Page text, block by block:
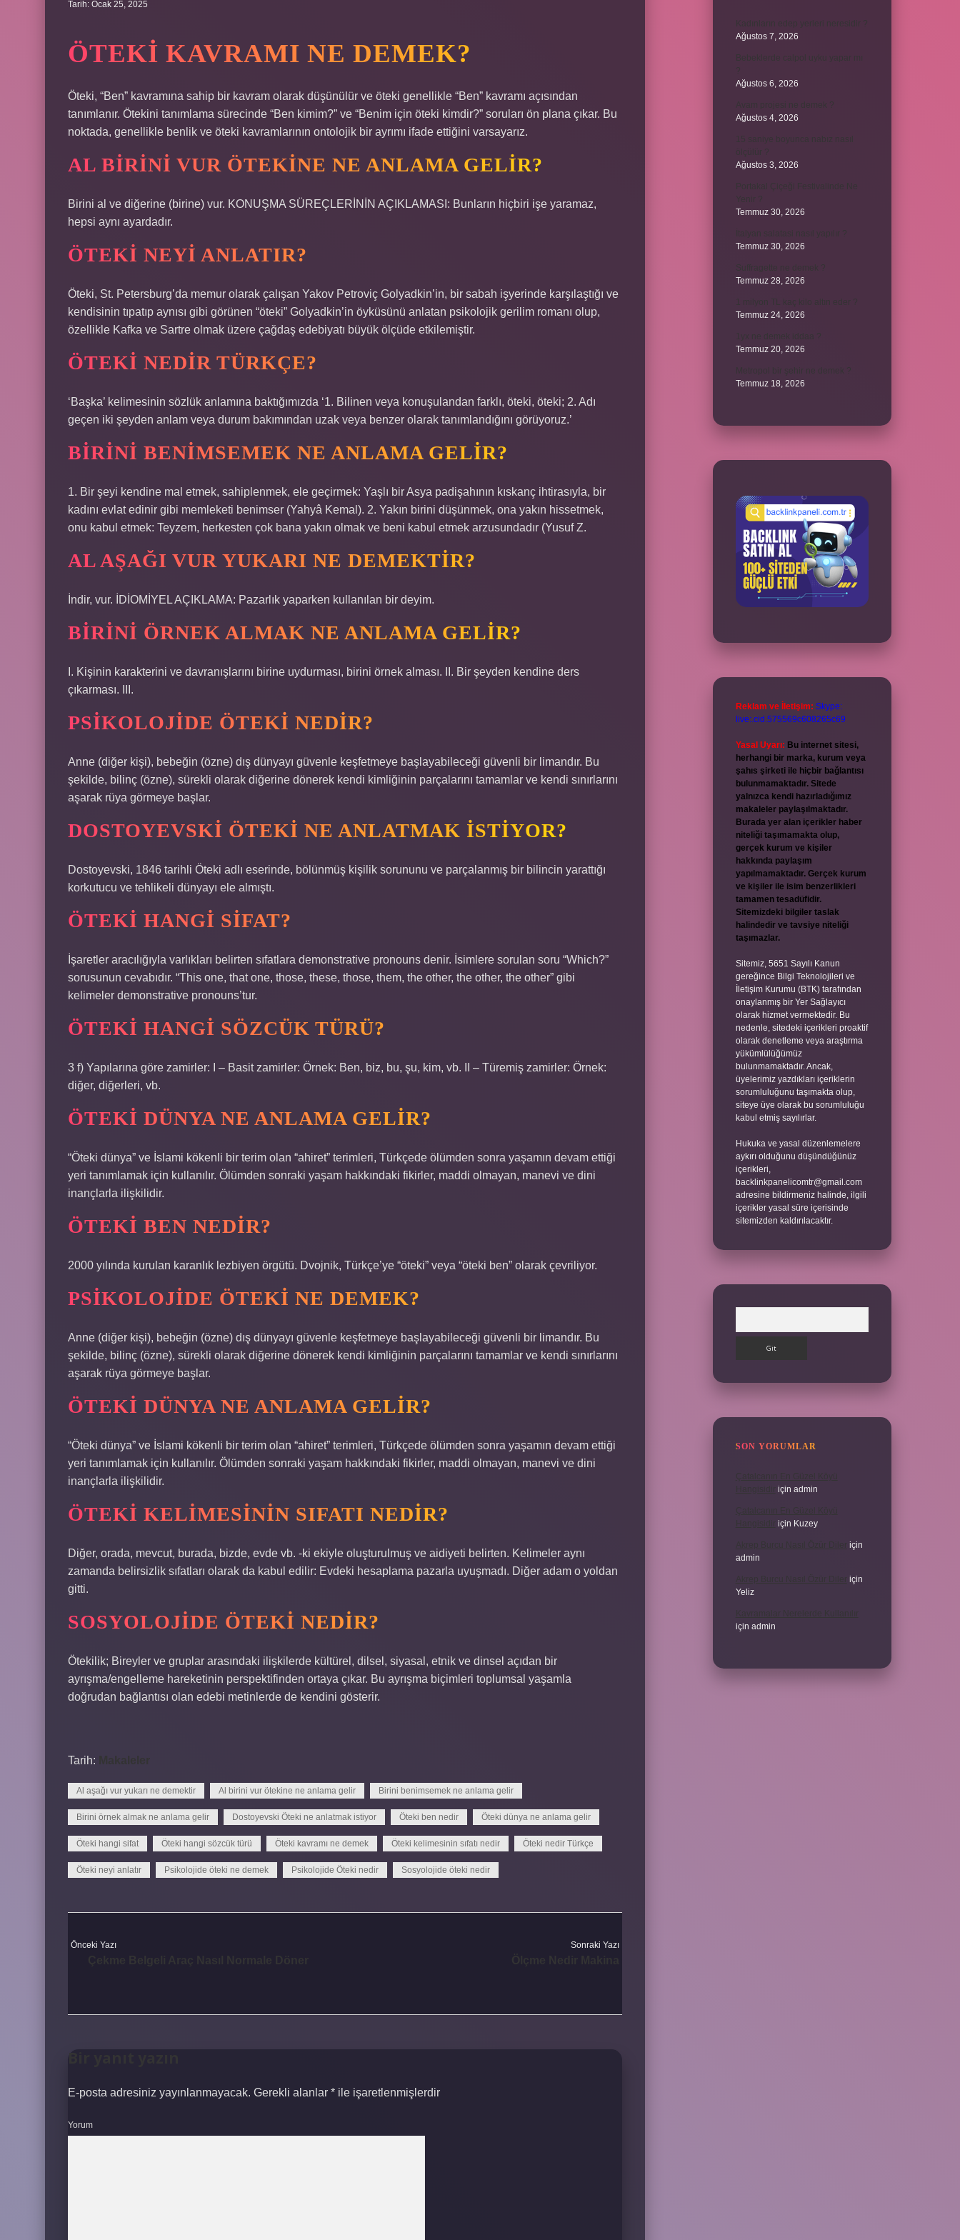
Tarih: Ocak 25, 2025
ÖTEKI KAVRAMI NE DEMEK?
Öteki, “Ben” kavramına sahip bir kavram olarak düşünülür ve öteki genellikle “Ben” kavramı açısından
tanımlanır. Ötekini tanımlama sürecinde “Ben kimim?” ve “Benim için öteki kimdir?” soruları ön plana çıkar. Bu
noktada, genellikle benlik ve öteki kavramlarının ontolojik bir ayrımı ifade ettiğini varsayarız.
AL BIRINI VUR ÖTEKINE NE ANLAMA GELIR?
Birini al ve diğerine (birine) vur. KONUŞMA SÜREÇLERİNİN AÇIKLAMASI: Bunların hiçbiri işe yaramaz,
hepsi aynı ayardadır.
ÖTEKI NEYI ANLATIR?
Öteki, St. Petersburg’da memur olarak çalışan Yakov Petroviç Golyadkin’in, bir sabah işyerinde karşılaştığı ve
kendisinin tıpatıp aynısı gibi görünen “öteki” Golyadkin’in öyküsünü anlatan psikolojik gerilim romanı olup,
özellikle Kafka ve Sartre olmak üzere çağdaş edebiyatı büyük ölçüde etkilemiştir.
ÖTEKI NEDIR TÜRKÇE?
‘Başka’ kelimesinin sözlük anlamına baktığımızda ‘1. Bilinen veya konuşulandan farklı, öteki, öteki; 2. Adı
geçen iki şeyden anlam veya durum bakımından uzak veya benzer olarak tanımlandığını görüyoruz.’
BIRINI BENIMSEMEK NE ANLAMA GELIR?
1. Bir şeyi kendine mal etmek, sahiplenmek, ele geçirmek: Yaşlı bir Asya padişahının kıskanç ihtirasıyla, bir
kadını evlat edinir gibi memleketi benimser (Yahyâ Kemal). 2. Yakın birini düşünmek, ona yakın hissetmek,
onu kabul etmek: Teyzem, herkesten çok bana yakın olmak ve beni kabul etmek arzusundadır (Yusuf Z.
AL AŞAĞI VUR YUKARI NE DEMEKTIR?
İndir, vur. İDİOMİYEL AÇIKLAMA: Pazarlık yaparken kullanılan bir deyim.
BIRINI ÖRNEK ALMAK NE ANLAMA GELIR?
I. Kişinin karakterini ve davranışlarını birine uydurması, birini örnek alması. II. Bir şeyden kendine ders
çıkarması. III.
PSIKOLOJIDE ÖTEKI NEDIR?
Anne (diğer kişi), bebeğin (özne) dış dünyayı güvenle keşfetmeye başlayabileceği güvenli bir limandır. Bu
şekilde, bilinç (özne), sürekli olarak diğerine dönerek kendi kimliğinin parçalarını tamamlar ve kendi sınırlarını
aşarak rüya görmeye başlar.
DOSTOYEVSKI ÖTEKI NE ANLATMAK ISTIYOR?
Dostoyevski, 1846 tarihli Öteki adlı eserinde, bölünmüş kişilik sorununu ve parçalanmış bir bilincin yarattığı
korkutucu ve tehlikeli dünyayı ele almıştı.
ÖTEKI HANGI SIFAT?
İşaretler aracılığıyla varlıkları belirten sıfatlara demonstrative pronouns denir. İsimlere sorulan soru “Which?”
sorusunun cevabıdır. “This one, that one, those, these, those, them, the other, the other, the other” gibi
kelimeler demonstrative pronouns’tur.
ÖTEKI HANGI SÖZCÜK TÜRÜ?
3 f) Yapılarına göre zamirler: I – Basit zamirler: Örnek: Ben, biz, bu, şu, kim, vb. II – Türemiş zamirler: Örnek:
diğer, diğerleri, vb.
ÖTEKI DÜNYA NE ANLAMA GELIR?
“Öteki dünya” ve İslami kökenli bir terim olan “ahiret” terimleri, Türkçede ölümden sonra yaşamın devam ettiği
yeri tanımlamak için kullanılır. Ölümden sonraki yaşam hakkındaki fikirler, maddi olmayan, manevi ve dini
inançlarla ilişkilidir.
ÖTEKI BEN NEDIR?
2000 yılında kurulan karanlık lezbiyen örgütü. Dvojnik, Türkçe’ye “öteki” veya “öteki ben” olarak çevriliyor.
PSIKOLOJIDE ÖTEKI NE DEMEK?
Anne (diğer kişi), bebeğin (özne) dış dünyayı güvenle keşfetmeye başlayabileceği güvenli bir limandır. Bu
şekilde, bilinç (özne), sürekli olarak diğerine dönerek kendi kimliğinin parçalarını tamamlar ve kendi sınırlarını
aşarak rüya görmeye başlar.
ÖTEKI DÜNYA NE ANLAMA GELIR?
“Öteki dünya” ve İslami kökenli bir terim olan “ahiret” terimleri, Türkçede ölümden sonra yaşamın devam ettiği
yeri tanımlamak için kullanılır. Ölümden sonraki yaşam hakkındaki fikirler, maddi olmayan, manevi ve dini
inançlarla ilişkilidir.
ÖTEKI KELIMESININ SIFATI NEDIR?
Diğer, orada, mevcut, burada, bizde, evde vb. -ki ekiyle oluşturulmuş ve aidiyeti belirten. Kelimeler aynı
zamanda belirsizlik sıfatları olarak da kabul edilir: Evdeki hesaplama pazarla uyuşmadı. Diğer adam o yoldan
gitti.
SOSYOLOJIDE ÖTEKI NEDIR?
Ötekilik; Bireyler ve gruplar arasındaki ilişkilerde kültürel, dilsel, siyasal, etnik ve dinsel açıdan bir
ayrışma/engelleme hareketinin perspektifinden ortaya çıkar. Bu ayrışma biçimleri toplumsal yaşamla
doğrudan bağlantısı olan edebi metinlerde de kendini gösterir.
Tarih: Makaleler
Al aşağı vur yukarı ne demektir Al birini vur ötekine ne anlama gelir Birini benimsemek ne anlama gelir
Birini örnek almak ne anlama gelir Dostoyevski Öteki ne anlatmak istiyor Öteki ben nedir Öteki dünya ne anlama gelir
Öteki hangi sifat Öteki hangi sözcük türü Öteki kavramı ne demek Öteki kelimesinin sıfatı nedir Öteki nedir Türkçe
Öteki neyi anlatır Psikolojide öteki ne demek Psikolojide Öteki nedir Sosyolojide öteki nedir
Önceki Yazı Sonraki Yazı
Bir yanıt yazın
E-posta adresiniz yayınlanmayacak. Gerekli alanlar * ile işaretlenmişlerdir
Yorum
Kadınların edep yerleri neresidir ?
Ağustos 7, 2026
Bebeklerde calpol uyku yapar mı
Ağustos 6, 2026
Ağustos 4, 2026
15 saniye boyunca nabız nasıl
Ağustos 3, 2026
Temmuz 30, 2026
Temmuz 30, 2026
Temmuz 28, 2026
Temmuz 24, 2026
Temmuz 20, 2026
Temmuz 18, 2026
Reklam ve İletişim: Skype:
live:.cid.575569c608265c69
Yasal Uyarı: Bu internet sitesi,
herhangi bir marka, kurum veya
şahıs şirketi ile hiçbir bağlantısı
bulunmamaktadır. Sitede
yalnızca kendi hazırladığımız
makaleler paylaşılmaktadır.
Burada yer alan içerikler haber
niteliği taşımamakta olup,
gerçek kurum ve kişiler
hakkında paylaşım
yapılmamaktadır. Gerçek kurum
ve kişiler ile isim benzerlikleri
tamamen tesadüfidir.
Sitemizdeki bilgiler taslak
halindedir ve tavsiye niteliği
taşımazlar.
Sitemiz, 5651 Sayılı Kanun
gereğince Bilgi Teknolojileri ve
İletişim Kurumu (BTK) tarafından
onaylanmış bir Yer Sağlayıcı
olarak hizmet vermektedir. Bu
nedenle, sitedeki içerikleri proaktif
olarak denetleme veya araştırma
yükümlülüğümüz
bulunmamaktadır. Ancak,
üyelerimiz yazdıkları içeriklerin
sorumluluğunu taşımakta olup,
siteye üye olarak bu sorumluluğu
kabul etmiş sayılırlar.
Hukuka ve yasal düzenlemelere
aykırı olduğunu düşündüğünüz
içerikleri,
backlinkpanelicomtr@gmail.com
adresine bildirmeniz halinde, ilgili
içerikler yasal süre içerisinde
sitemizden kaldırılacaktır.
SON YORUMLAR
için admin
için Kuzey
için
admin
için
Yeliz
için admin